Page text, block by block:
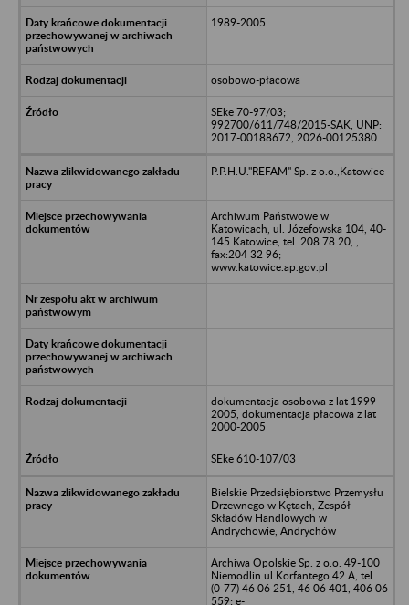
1989-2005
osobowo-płacowa
SEke 70-97/03;
992700/611/748/2015-SAK, UNP:
2017-00188672, 2026-00125380
P.P.H.U."REFAM" Sp. z o.o.,Katowice
Archiwum Państwowe w
Katowicach, ul. Józefowska 104, 40-
145 Katowice, tel. 208 78 20, ,
fax:204 32 96;
www.katowice.ap.gov.pl
dokumentacja osobowa z lat 1999-
2005, dokumentacja płacowa z lat
2000-2005
SEke 610-107/03
Bielskie Przedsiębiorstwo Przemysłu
Drzewnego w Kętach, Zespół
Składów Handlowych w
Andrychowie, Andrychów
Archiwa Opolskie Sp. z o.o. 49-100
Niemodlin ul.Korfantego 42 A, tel.
(0-77) 46 06 251, 46 06 401, 406 06
559; e-